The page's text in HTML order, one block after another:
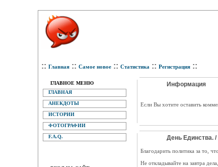
:: Главная :: Самое новое :: Статистика :: Регистрация ::
ГЛАВНОЕ МЕНЮ
ГЛАВНАЯ
АНЕКДОТЫ
ИСТОРИИ
ФОТОГРАФИИ
F.A.Q.
Информация
Eсли Вы хотите оставить
День Единства. /
Благодарить политика за то,
Не откладывайте на завтра